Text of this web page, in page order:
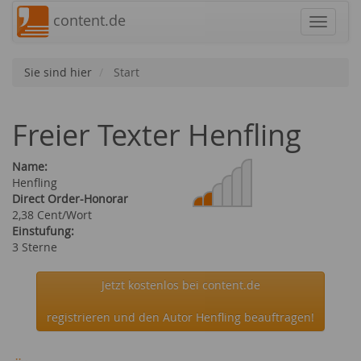
content.de
Sie sind hier Start
Freier Texter Henfling
Name:
Henfling
Direct Order-Honorar
2,38 Cent/Wort
Einstufung:
3 Sterne
Jetzt kostenlos bei content.de
registrieren und den Autor Henfling beauftragen!